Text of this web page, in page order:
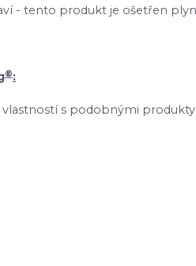
- tento produkt je ošetřen
®:
s podobnými produkty